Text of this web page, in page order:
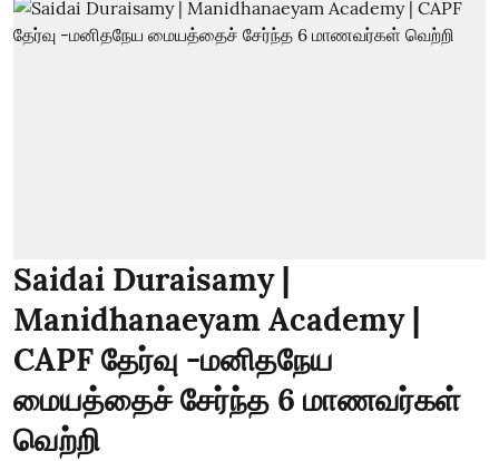
Saidai Duraisamy |
Manidhanaeyam Academy |
CAPF தேர்வு -மனிதநேய
மையத்தைச் சேர்ந்த 6 மாணவர்கள்
வெற்றி